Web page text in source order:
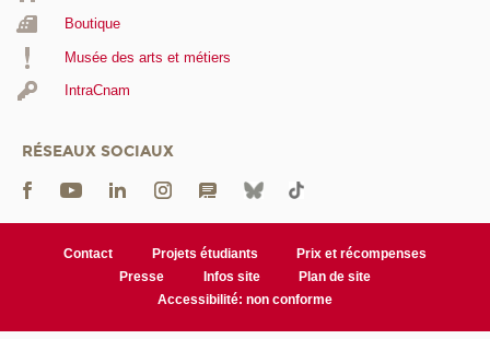
Boutique
Musée des arts et métiers
IntraCnam
RÉSEAUX SOCIAUX
Contact Projets étudiants
Prix et récompenses
Presse
Infos site
Plan de site
Accessibilité: non conforme